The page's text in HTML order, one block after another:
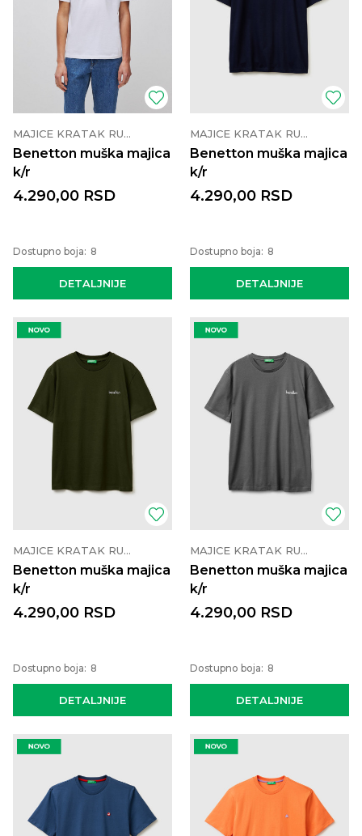
MAJICE KRATAK RUKAV
Benetton muška majica
k/r
DETALJNIJE
4.290,00 RSD
Dostupno boja: 8
MAJICE KRATAK RUKAV
Benetton muška majica
k/r
DETALJNIJE
4.290,00 RSD
Dostupno boja: 8
MAJICE KRATAK RUKAV
Benetton muška majica
k/r
DETALJNIJE
4.290,00 RSD
Dostupno boja: 8
MAJICE KRATAK RUKAV
Benetton muška majica
k/r
DETALJNIJE
4.290,00 RSD
Dostupno boja: 8